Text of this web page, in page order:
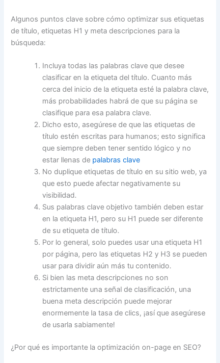
Algunos puntos clave sobre cómo optimizar sus etiquetas
de título, etiquetas H1 y meta descripciones para la
búsqueda:
Incluya todas las palabras clave que desee
clasificar en la etiqueta del título. Cuanto más
cerca del inicio de la etiqueta esté la palabra clave,
más probabilidades habrá de que su página se
clasifique para esa palabra clave.
Dicho esto, asegúrese de que las etiquetas de
título estén escritas para humanos; esto significa
que siempre deben tener sentido lógico y no
estar llenas de palabras clave
No duplique etiquetas de título en su sitio web, ya
que esto puede afectar negativamente su
visibilidad.
Sus palabras clave objetivo también deben estar
en la etiqueta H1, pero su H1 puede ser diferente
de su etiqueta de título.
Por lo general, solo puedes usar una etiqueta H1
por página, pero las etiquetas H2 y H3 se pueden
usar para dividir aún más tu contenido.
Si bien las meta descripciones no son
estrictamente una señal de clasificación, una
buena meta descripción puede mejorar
enormemente la tasa de clics, ¡así que asegúrese
de usarla sabiamente!
¿Por qué es importante la optimización on-page en SEO?